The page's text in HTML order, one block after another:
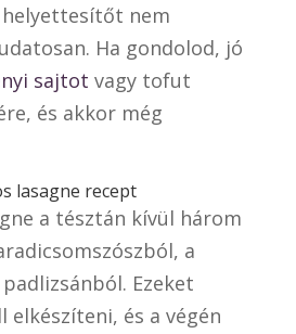
nem
Ha gondolod, jó
sajtot vagy tofut
és akkor még
lasagne recept
a tésztán kívül három
a
Ezeket
elkészíteni, és a végén